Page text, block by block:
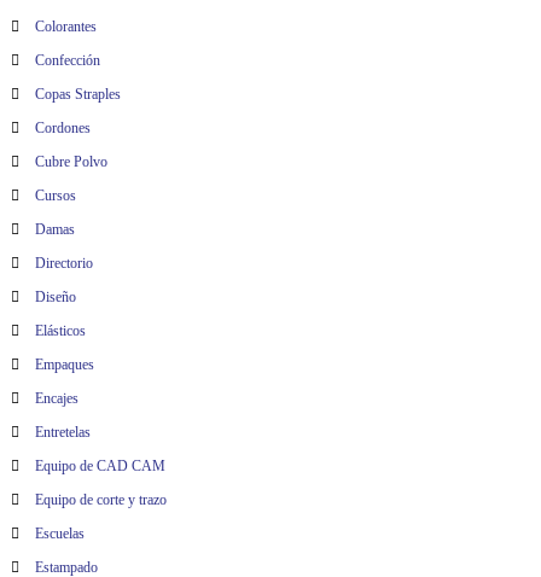
Colorantes
Confección
Copas Straples
Cordones
Cubre Polvo
Cursos
Damas
Directorio
Diseño
Elásticos
Empaques
Encajes
Entretelas
Equipo de CAD CAM
Equipo de corte y trazo
Escuelas
Estampado